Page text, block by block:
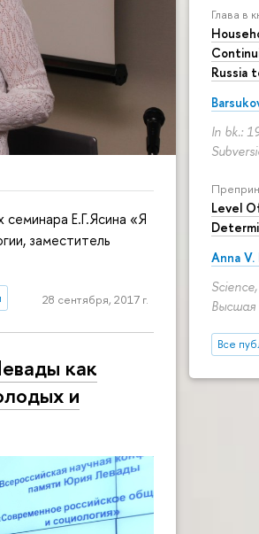
Глава в
Russia
In bk.:
Level
Anna V.
Высшая
Все
Е.Г.Ясина «Я
заместитель
28 сентября, 2017 г.
как
и